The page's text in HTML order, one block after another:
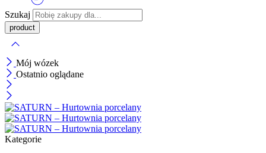
Szukaj
Mój wózek
Ostatnio oglądane
Kategorie